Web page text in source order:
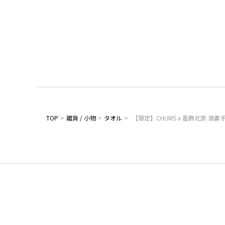
TOP > 雑貨 / 小物 > タオル > 【限定】CHUMS x 葛飾北斎 浪裏